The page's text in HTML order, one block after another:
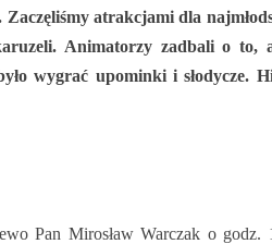
atrakcjami dla
Animatorzy zadbali o to,
wygrać upominki i słodycze.
Pan Mirosław Warczak o